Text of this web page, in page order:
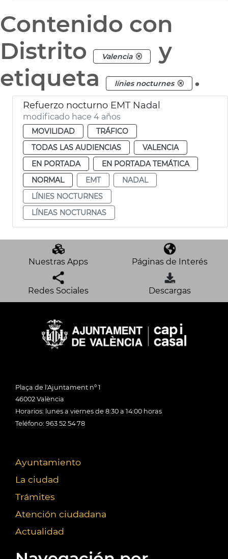
Contenido con
Distrito
Valencia
y
etiqueta
línies nocturnes .
Refuerzo nocturno EMT Nadal
modificado hace 4 años
MOVILIDAD
TRÁFICO
TODAS LAS AUDIENCIAS
VALENCIA
EN PORTADA
EN PORTADA TEMÁTICA
NORMAL
EMT
NADAL
LÍNIES NOCTURNES
LÍNEAS NOCTURNAS
Nuestras Apps Páginas de Interés
Redes Sociales Descargas
Plaça de l'Ajuntament nº 1
46002 València
Horarios: lunes a viernes de 8:30 a 14:00 horas
Teléfono: 963 52 54 78
Ayuntamiento
La ciudad
Trámites
Atención ciudadana
Actualidad